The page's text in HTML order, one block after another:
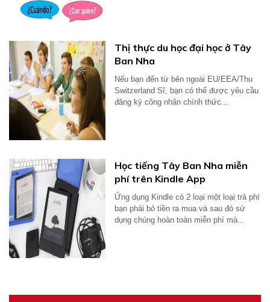
Thị thực du học đại học ở Tây
Ban Nha
Nếu bạn đến từ bên ngoài EU/EEA/Thu
Switzerland Sĩ, bạn có thể được yêu cầu
đăng ký công nhận chính thức...
Học tiếng Tây Ban Nha miễn
phí trên Kindle App
Ứng dụng Kindle có 2 loại một loại trả phí
bạn phải bỏ tiền ra mua và sau đó sử
dụng chúng hoàn toàn miễn phí mà...